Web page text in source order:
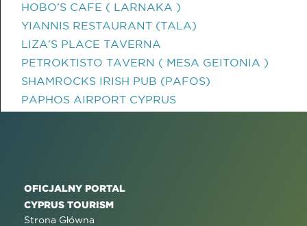
HOBO'S CAFE ( LARNAKA )
YIANNIS RESTAURANT (TALA)
LIZA'S PLACE TAVERNA
PETROKTISTO TAVERN ( MESA GEITONIA )
SHAMROCKS IRISH PUB (PAFOS)
PAPHOS AIRPORT CYPRUS
OFICJALNY PORTAL
CYPRUS TOURISM
Strona Główna